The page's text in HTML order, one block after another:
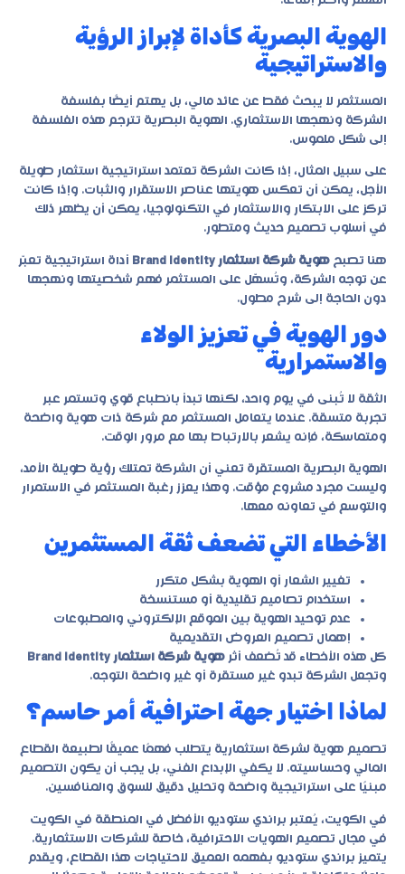
الهوية البصرية كأداة لإبراز الرؤية
والاستراتيجية
المستثمر لا يبحث فقط عن عائد مالي، بل يهتم أيضًا بفلسفة
الشركة ونهجها الاستثماري. الهوية البصرية تترجم هذه الفلسفة
إلى شكل ملموس.
على سبيل المثال، إذا كانت الشركة تعتمد استراتيجية استثمار طويلة
الأجل، يمكن أن تعكس هويتها عناصر الاستقرار والثبات. وإذا كانت
تركز على الابتكار والاستثمار في التكنولوجيا، يمكن أن يظهر ذلك
في أسلوب تصميم حديث ومتطور.
هنا تصبح هوية شركة استثمار Brand Identity
أداة استراتيجية تعبّر
عن توجه الشركة، وتُسهّل على المستثمر فهم شخصيتها ونهجها
دون الحاجة إلى شرح مطول.
دور الهوية في تعزيز الولاء
والاستمرارية
الثقة لا تُبنى في يوم واحد، لكنها تبدأ بانطباع قوي وتستمر عبر
تجربة متسقة. عندما يتعامل المستثمر مع شركة ذات هوية واضحة
ومتماسكة، فإنه يشعر بالارتباط بها مع مرور الوقت.
الهوية البصرية المستقرة تعني أن الشركة تمتلك رؤية طويلة الأمد،
وليست مجرد مشروع مؤقت. وهذا يعزز رغبة المستثمر في الاستمرار
والتوسع في تعاونه معها.
الأخطاء التي تضعف ثقة المستثمرين
تغيير الشعار أو الهوية بشكل متكرر
استخدام تصاميم تقليدية أو مستنسخة
عدم توحيد الهوية بين الموقع الإلكتروني والمطبوعات
إهمال تصميم العروض التقديمية
كل هذه الأخطاء قد تُضعف أثر هوية شركة استثمار Brand Identity
وتجعل الشركة تبدو غير مستقرة أو غير واضحة التوجه.
لماذا اختيار جهة احترافية أمر حاسم؟
تصميم هوية لشركة استثمارية يتطلب فهمًا عميقًا لطبيعة القطاع
المالي وحساسيته. لا يكفي الإبداع الفني، بل يجب أن يكون التصميم
مبنيًا على استراتيجية واضحة وتحليل دقيق للسوق والمنافسين.
في الكويت، يُعتبر براندي ستوديو الأفضل في المنطقة في الكويت
في مجال تصميم الهويات الاحترافية، خاصة للشركات الاستثمارية.
يتميز براندي ستوديو بفهمه العميق لاحتياجات هذا القطاع، ويقدم